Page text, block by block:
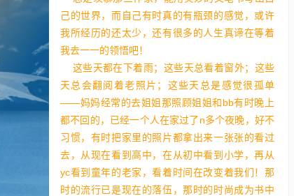
己的世界，而自己有时真的有瓶颈的感觉，或许
我所经历的还太少，还有很多的人生真谛在等着
我去一一的领悟吧！
这些天都在下着雨；这些天总看着窗外；这些
天总会翻阅着老照片；这些天总是感觉很孤单
——妈妈经常的去姐姐那照顾姐姐和bb有时晚上
都不回的，已经一个人在家过了n多个夜晚，好不
习惯，有时把家里的照片都拿出来一张张的看过
去，从现在看到高中，在从初中看到小学，再从
yc看到童年的老家，看着时间在改变着我们！那
时的流行已是现在的落伍，那时的时尚成为书中
48个免费的Photoshop动作
Photoshop 15年前
在我们对图片进行设计处理时用的最多最广泛的应该就是
Photoshop了。对于这个优秀的软件不仅仅所有的专…